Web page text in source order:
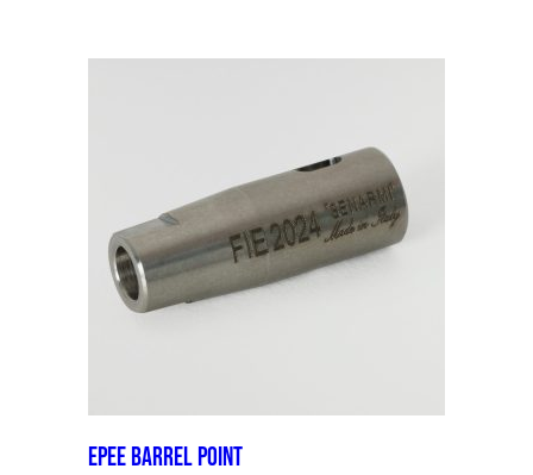
Epee barrel point